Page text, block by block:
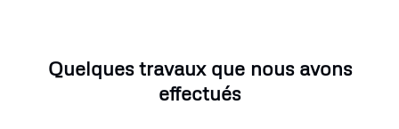
Quelques travaux que nous avons
effectués